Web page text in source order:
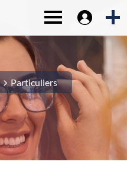
Toggle
Particuliers